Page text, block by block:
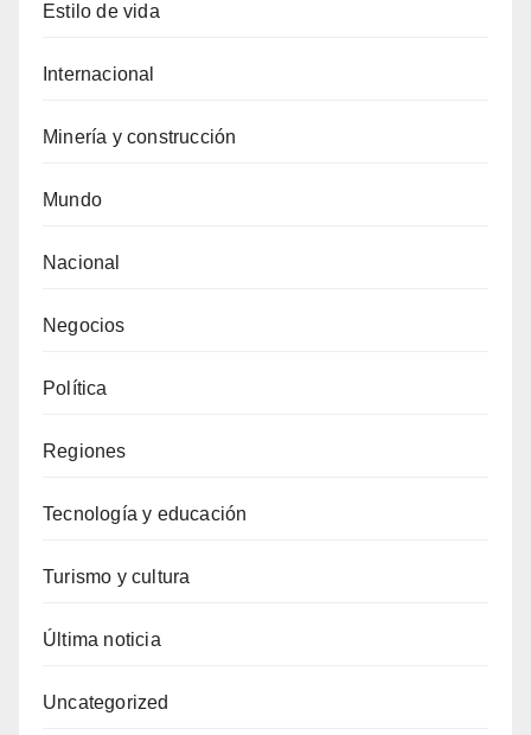
Estilo de vida
Internacional
Minería y construcción
Mundo
Nacional
Negocios
Política
Regiones
Tecnología y educación
Turismo y cultura
Última noticia
Uncategorized